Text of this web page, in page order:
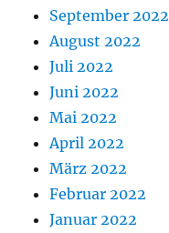
September 2022
August 2022
Juli 2022
Juni 2022
Mai 2022
April 2022
März 2022
Februar 2022
Januar 2022